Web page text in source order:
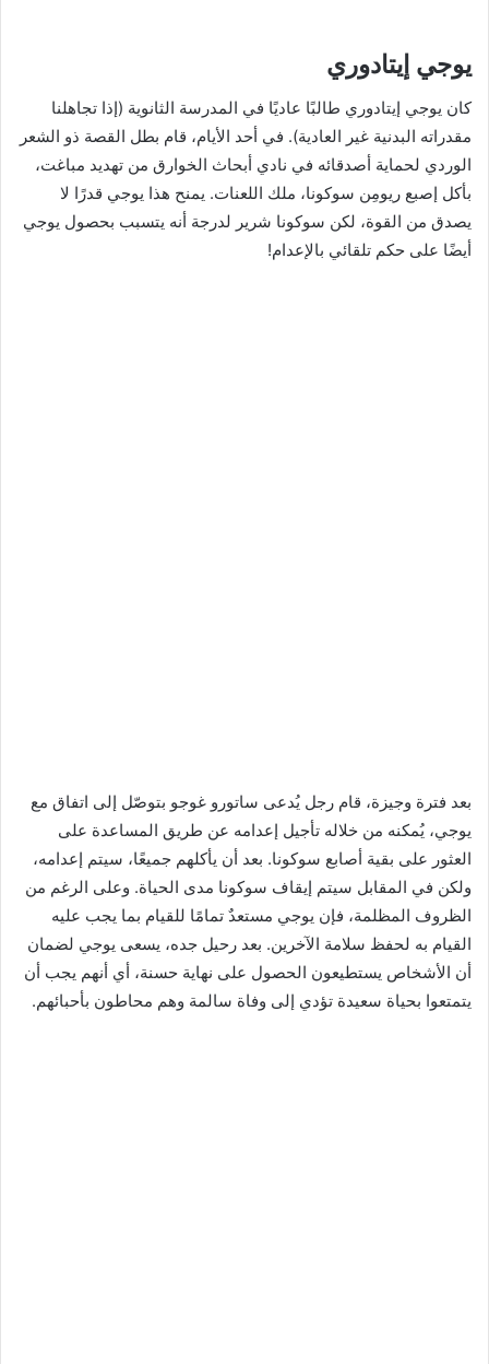
يوجي إيتادوري
كان يوجي إيتادوري طالبًا عاديًا في المدرسة الثانوية (إذا تجاهلنا
مقدراته البدنية غير العادية). في أحد الأيام، قام بطل القصة ذو الشعر
الوردي لحماية أصدقائه في نادي أبحاث الخوارق من تهديد مباغت،
بأكل إصبع ريومِن سوكونا، ملك اللعنات. يمنح هذا يوجي قدرًا لا
يصدق من القوة، لكن سوكونا شرير لدرجة أنه يتسبب بحصول يوجي
أيضًا على حكم تلقائي بالإعدام!
بعد فترة وجيزة، قام رجل يُدعى ساتورو غوجو بتوصّل إلى اتفاق مع
يوجي، يُمكنه من خلاله تأجيل إعدامه عن طريق المساعدة على
العثور على بقية أصابع سوكونا. بعد أن يأكلهم جميعًا، سيتم إعدامه،
ولكن في المقابل سيتم إيقاف سوكونا مدى الحياة. وعلى الرغم من
الظروف المظلمة، فإن يوجي مستعدٌ تمامًا للقيام بما يجب عليه
القيام به لحفظ سلامة الآخرين. بعد رحيل جده، يسعى يوجي لضمان
أن الأشخاص يستطيعون الحصول على نهاية حسنة، أي أنهم يجب أن
يتمتعوا بحياة سعيدة تؤدي إلى وفاة سالمة وهم محاطون بأحبائهم.